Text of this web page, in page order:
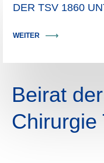
DER TSV 1860
WEITER
Beirat
Chirurgie